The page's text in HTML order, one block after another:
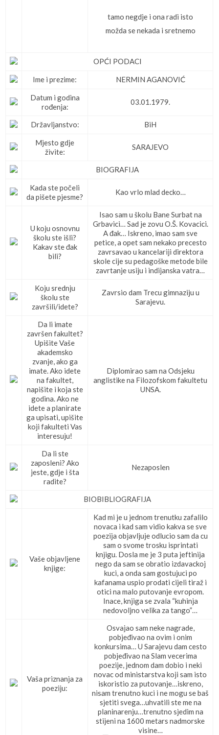
tamo negdje i ona radi isto
možda se nekada i sretnemo
OPĆI PODACI
Ime i prezime: NERMIN AGANOVIĆ
Datum i godina
rođenja:
03.01.1979.
Državljanstvo: BiH
Mjesto gdje
živite:
SARAJEVO
BIOGRAFIJA
Kada ste počeli
da pišete pjesme?
Kao vrlo mlad decko…
U koju osnovnu
školu ste išli?
Kakav ste đak
bili?
Isao sam u školu Bane Surbat na
Grbavici… Sad je zovu O.Š. Kovacici.
A đak… Iskreno, imao sam sve
petice, a opet sam nekako precesto
zavrsavao u kancelariji direktora
skole cije su pedagoške metode bile
zavrtanje usiju i indijanska vatra…
Koju srednju
školu ste
završili/idete?
Zavrsio dam Trecu gimnaziju u
Sarajevu.
Da li imate
završen fakultet?
Upišite Vaše
akademsko
zvanje, ako ga
imate. Ako idete
na fakultet,
napišite i koja ste
godina. Ako ne
idete a planirate
ga upisati, upišite
koji fakulteti Vas
interesuju!
Diplomirao sam na Odsjeku
anglistike na Filozofskom fakultetu
UNSA.
Da li ste
zaposleni? Ako
jeste, gdje i šta
radite?
Nezaposlen
BIOBIBLIOGRAFIJA
Vaše objavljene
knjige:
Kad mi je u jednom trenutku zafalilo
novaca i kad sam vidio kakva se sve
poezija objavljuje odlucio sam da cu
sam o svome trosku isprintati
knjigu. Dosla me je 3 puta jeftinija
nego da sam se obratio izdavackoj
kuci, a onda sam gostujuci po
kafanama uspio prodati cijeli tiraž i
otici na malo putovanje evropom.
Inace, knjiga se zvala “kuhinja
nedovoljno velika za tango”…
Vaša priznanja za
poeziju:
Osvajao sam neke nagrade,
pobjeđivao na ovim i onim
konkursima… U Sarajevu dam cesto
pobjeđivao na Slam vecerima
poezije, jednom dam dobio i neki
novac od ministarstva koji sam isto
iskoristio za putovanje…iskreno,
nisam trenutno kuci i ne mogu se baš
sjetiti svega…uhvatili ste me na
planinarenju…trenutno sjedim na
stijeni na 1600 metars nadmorske
visine…